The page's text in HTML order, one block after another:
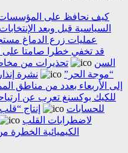
كيف نحافظ على المؤسسات
السياسية قبل وبعد
عمليات زرع الدماغ
السن
تحذيرات من
“موجة الحر”
نشرة
إلى الأربعاء بعدد من مناطق
للكيك بوكسنغ تعرب عن
للحسابات
إنتاج
لاضطرابات القلب
الكيميائية الخطرة